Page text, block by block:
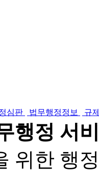
심판 법무행정정보 규
행정 서
위한 행